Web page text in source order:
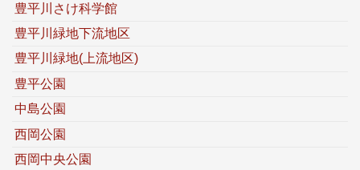
豊平川さけ科学館
豊平川緑地下流地区
豊平川緑地(上流地区)
豊平公園
中島公園
西岡公園
西岡中央公園